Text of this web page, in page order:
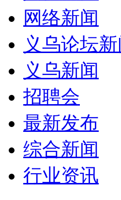
网络新闻
义乌论坛
义乌新闻
招聘会
最新发布
综合新闻
行业资讯